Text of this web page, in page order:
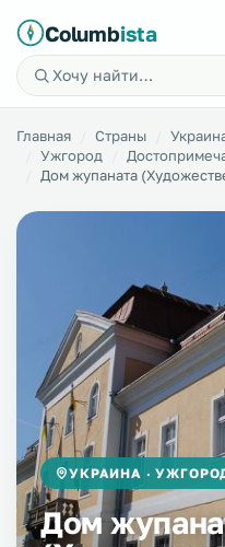
Columbista
Главная Страны
Ужгород
Дом жупаната
УКРАИНА ·
Дом